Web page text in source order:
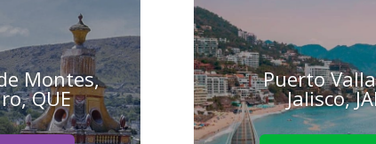
Montes,
QUE
Puerto
Jalisco,